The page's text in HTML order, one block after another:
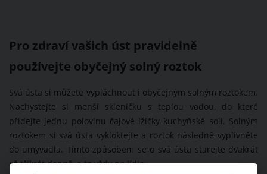
Pro zdraví vašich úst pravidelně
používejte obyčejný solný roztok
Svá ústa si můžete vypláchnout i obyčejným solným roztokem.
Nachystejte si menší skleničku s teplou vodou, do které
přidejte jednu polovinu čajové lžičky kuchyňské soli. Solným
roztokem si svá ústa vykloktejte a roztok následně vyplivněte
do umyvadla. Tímto způsobem se o svá ústa starejte dvakrát
až třikrát denně, a to vždy po jídle.